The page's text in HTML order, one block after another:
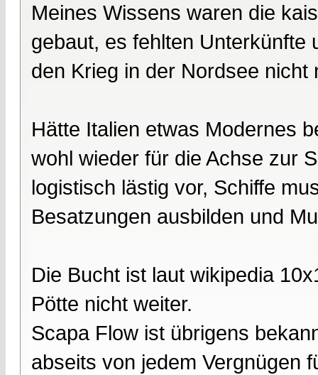
Meines Wissens waren die
gebaut, es fehlten Unterkünfte
den Krieg in der Nordsee nicht
Hätte Italien etwas Modernes
wohl wieder für die Achse zur
logistisch lästig vor, Schiffe
Besatzungen ausbilden und
Die Bucht ist laut wikipedia
Pötte nicht weiter.
Scapa Flow ist übrigens
abseits von jedem Vergnügen